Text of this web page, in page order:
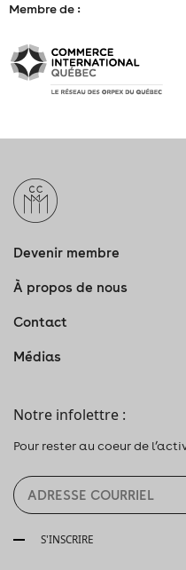
Membre de :
Devenir membre
À propos de nous
Contact
Médias
Notre infolettre :
Pour rester au coeur de
S'INSCRIRE